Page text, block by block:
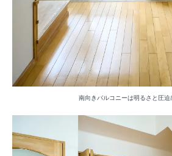
南向きバルコニーは明るさと圧迫